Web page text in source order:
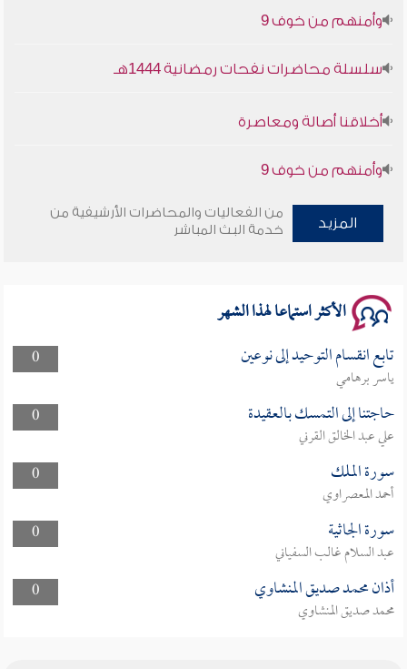
المزيد
من الفعاليات والمحاضرات الأرشيفية من
خدمة البث المباشر
الأكثر استماعا لهذا الشهر
0 تابع انقسام التوحيد إلى نوعين
ياسر برهامي
0
حاجتنا إلى التمسك بالعقيدة
علي عبد الخالق القرني
0
سورة الملك
أحمد المعصراوي
0
سورة الجاثية
عبد السلام غالب السفياني
0
أذان محمد صديق المنشاوي
محمد صديق المنشاوي